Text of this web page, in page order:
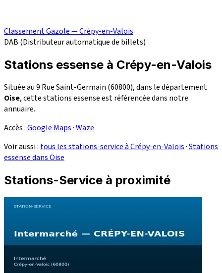
Classement Gazole — Crépy-en-Valois
DAB (Distributeur automatique de billets)
Stations essense à Crépy-en-Valois
Située au 9 Rue Saint-Germain (60800), dans le département
Oise, cette stations essense est référencée dans notre
annuaire.
Accès :Google Maps·Waze
Voir aussi : tous les stations-service à Crépy-en-Valois·Stations
essense dans Oise
Stations-Service à proximité